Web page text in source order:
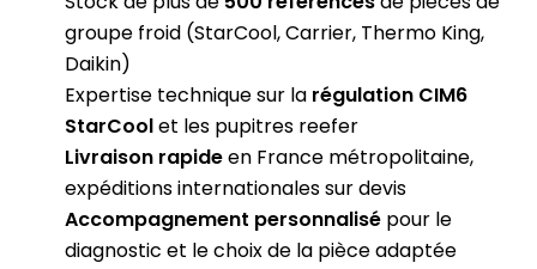
groupe froid (StarCool, Carrier, Thermo King,
Daikin)
Expertise technique sur larégulation CIM6
StarCoolet les pupitres reefer
Livraison rapideen France métropolitaine,
expéditions internationales sur devis
Accompagnement personnalisépour le
diagnostic et le choix de la pièce adaptée